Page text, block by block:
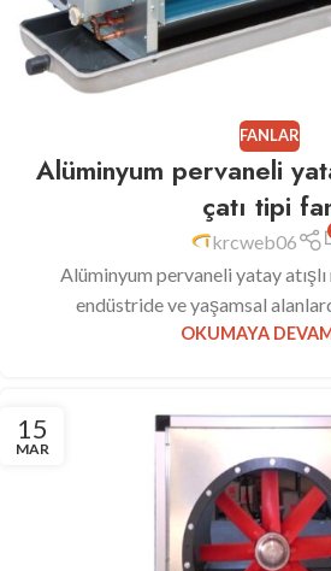
FANLAR
Alüminyum pervaneli
çatı tipi
krcweb06
Alüminyum pervaneli yatay
endüstride ve yaşamsal
OKUMAYA
15
MAR